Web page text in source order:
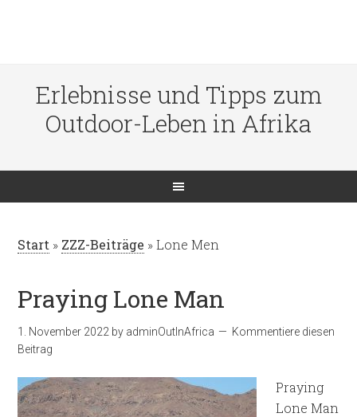
Erlebnisse und Tipps zum
Outdoor-Leben in Afrika
Start » ZZZ-Beiträge »Lone Men
Praying Lone Man
1. November 2022 by adminOutInAfrica
Kommentiere diesen
Beitrag
Praying
Lone Man